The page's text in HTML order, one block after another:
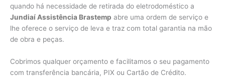
quando há necessidade de retirada do eletrodoméstico a
Jundiaí Assistência Brastemp abre uma ordem de serviço e
lhe oferece o serviço de leva e traz com total garantia na mão
de obra e peças.
Cobrimos qualquer orçamento e facilitamos o seu pagamento
com transferência bancária, PIX ou Cartão de Crédito.